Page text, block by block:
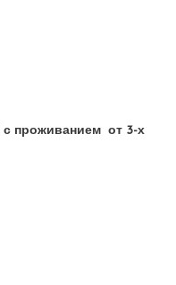
с проживанием от 3-х